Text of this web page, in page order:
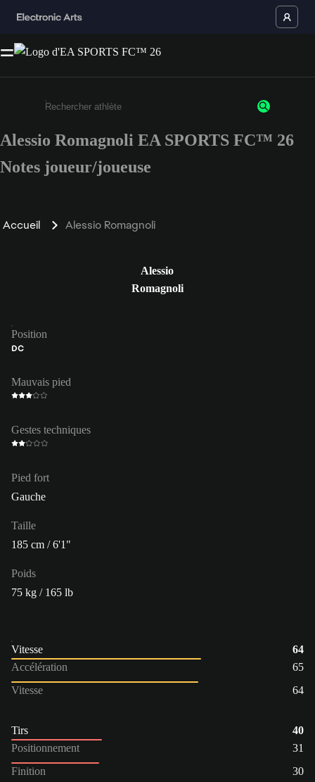
Saisissez au moins 3 caractères ou chiffres.
Alessio Romagnoli EA SPORTS FC™ 26
Notes joueur/joueuse
Accueil Alessio Romagnoli
Alessio
Romagnoli
Position
DC
Mauvais pied
Gestes techniques
Pied fort
Gauche
Taille
185 cm / 6'1"
Poids
75 kg / 165 lb
Vitesse
64
Accélération
65
Vitesse
64
Tirs
40
Positionnement
31
Finition
30